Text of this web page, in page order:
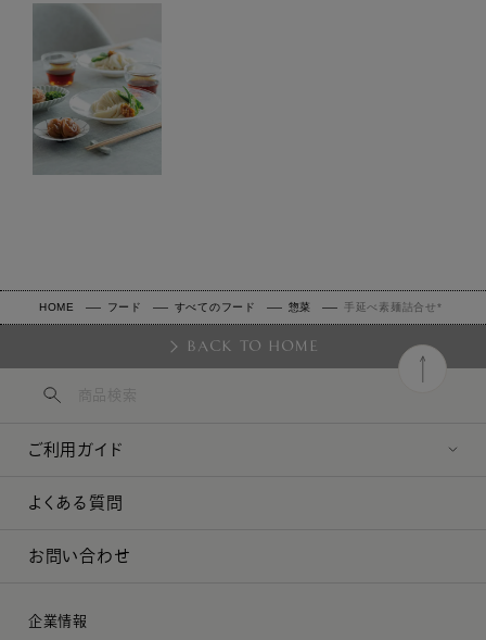
HOME フード すべてのフード 惣菜 手延べ素麺詰合せ*
BACK TO HOME
ご利用ガイド
よくある質問
お問い合わせ
企業情報